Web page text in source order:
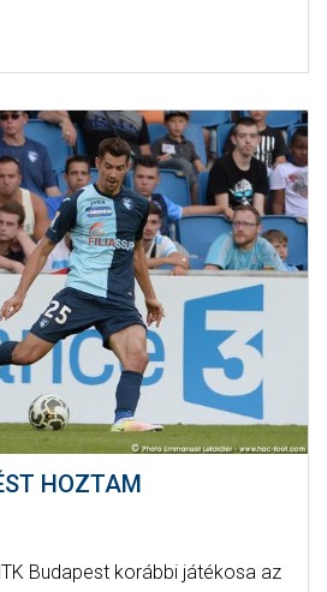
HOZTAM
Budapest korábbi játékosa az